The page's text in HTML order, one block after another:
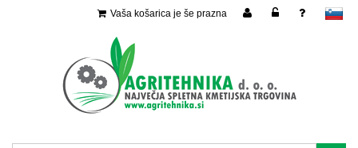
slovensko
Vaša košarica je še prazna